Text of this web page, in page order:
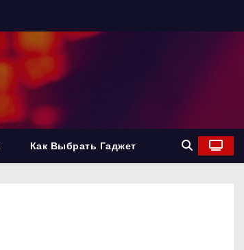
Как Выбрать Гаджет